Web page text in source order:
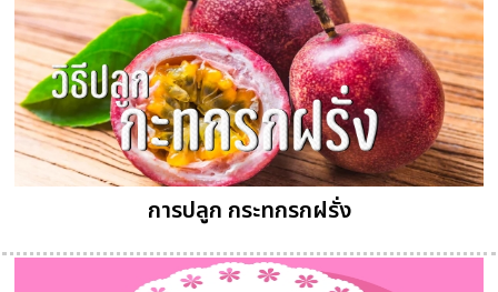
การปลูก กระทกรกฝรั่ง